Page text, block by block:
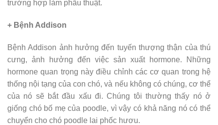
trường hợp làm phẫu thuật.
+ Bệnh Addison
Bệnh Addison ảnh hưởng đến tuyến thượng thận của thú
cưng, ảnh hưởng đến việc sản xuất hormone. Những
hormone quan trọng này điều chỉnh các cơ quan trong hệ
thống nội tạng của con chó, và nếu không có chúng, cơ thể
của nó sẽ bắt đầu xấu đi. Chúng tôi thường thấy nó ở
giống chó bố mẹ của poodle, vì vậy có khả năng nó có thể
chuyển cho chó poodle lai phốc hươu.